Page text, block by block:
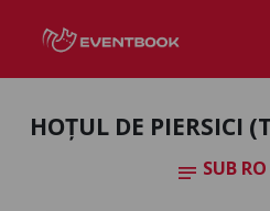
HOȚUL DE PIERSICI
notes SUB